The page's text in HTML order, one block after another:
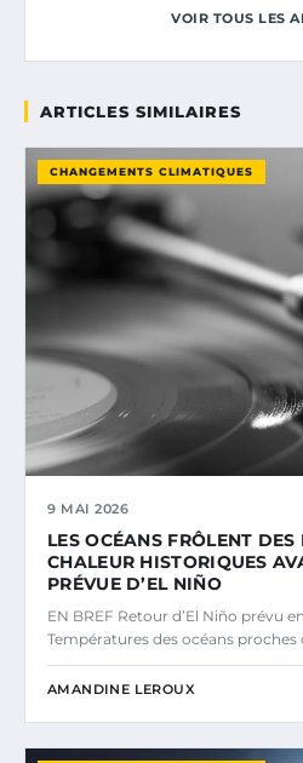
VOIR TOUS LES
ARTICLES SIMILAIRES
CHANGEMENTS CLIMATIQUES
9 MAI 2026
LES OCÉANS FRÔLENT DES
CHALEUR HISTORIQUES
PRÉVUE D’EL NIÑO
EN BREF Retour d’El Niño prévu
Températures des océans proches
AMANDINE LEROUX